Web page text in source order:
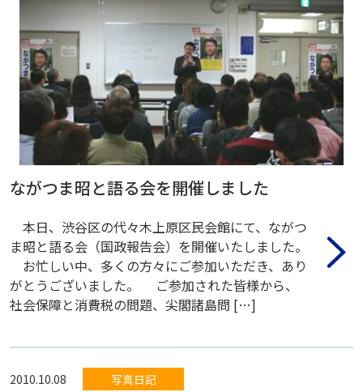
ながつま昭と語る会を開催しました
本日、渋谷区の代々木上原区民会館にて、ながつ
ま昭と語る会（国政報告会）を開催いたしました。
お忙しい中、多くの方々にご参加いただき、あり
がとうございました。 ご参加された皆様から、
社会保障と消費税の問題、尖閣諸島問 […]
2010.10.08 写真日記